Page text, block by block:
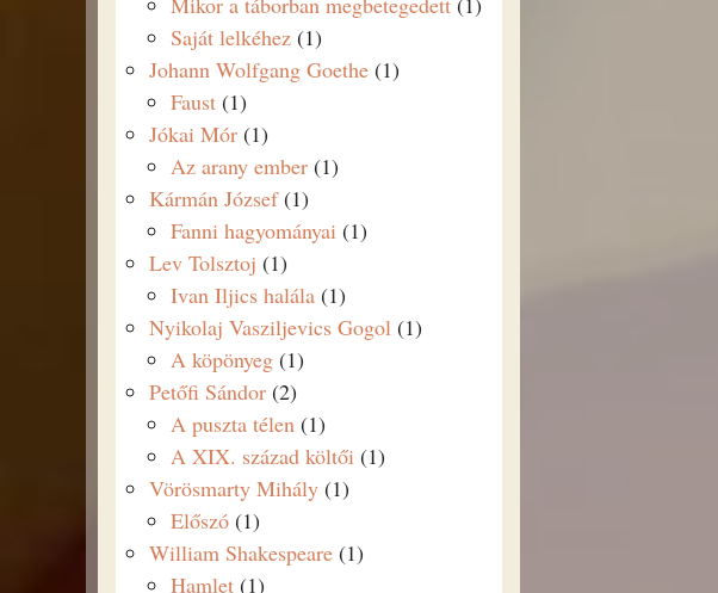
Saját lelkéhez (1)
Johann Wolfgang Goethe (1)
Faust (1)
Jókai Mór (1)
Az arany ember (1)
Kármán József(1)
Fanni hagyományai (1)
Lev Tolsztoj (1)
Ivan Iljics halála (1)
Nyikolaj Vasziljevics Gogol (1)
A köpönyeg (1)
Petőfi Sándor (2)
A puszta télen (1)
A XIX. század költői (1)
Vörösmarty Mihály (1)
Előszó (1)
William Shakespeare (1)
Hamlet (1)